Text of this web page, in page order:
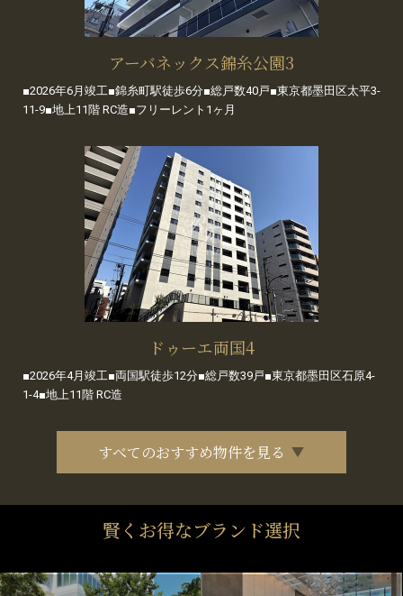
アーバネックス錦糸公園3
■2026年6月竣工■錦糸町駅徒歩6分■総戸数40戸■東京都墨田区太平3-
11-9■地上11階 RC造■フリーレント1ヶ月
ドゥーエ両国4
■2026年4月竣工■両国駅徒歩12分■総戸数39戸■東京都墨田区石原4-
1-4■地上11階 RC造
すべてのおすすめ物件を見る
賢くお得なブランド選択